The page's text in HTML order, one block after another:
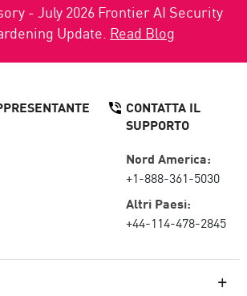
- July 2026 Frontier AI Security
Update. Read Blog
CONTATTA IL
SUPPORTO
Nord America:
+1-888-361-5030
Altri Paesi:
+44-114-478-2845